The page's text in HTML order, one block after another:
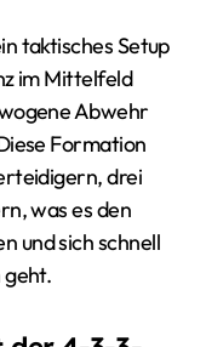
taktisches Setup
im Mittelfeld
Abwehr
Formation
drei
was es den
und sich schnell
geht.